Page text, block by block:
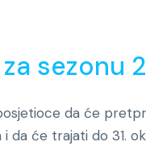
sezonu
da će
će trajati do 31.